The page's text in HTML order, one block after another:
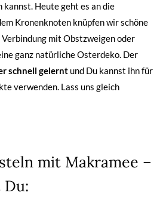
Heute geht es an die
Kronenknoten knüpfen wir schöne
Verbindung mit Obstzweigen oder
ganz natürliche Osterdeko. Der
schnell gelernt und Du kannst ihn für
verwenden. Lass uns gleich
mit Makramee –
Du: